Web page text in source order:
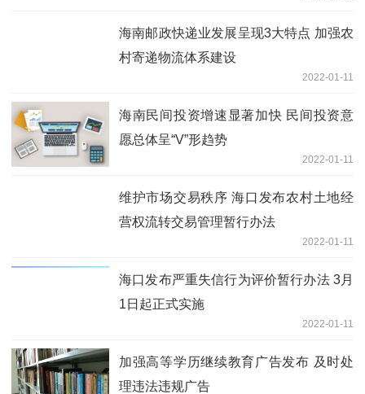
海南邮政快递业发展呈现3大特点 加强农
村寄递物流体系建设
2022-01-11
海南民间投资增速显著加快 民间投资意
愿总体呈“V”形趋势
2022-01-11
维护市场交易秩序 海口发布农村土地经
营权流转交易管理暂行办法
2022-01-11
海口发布严重失信行为评价暂行办法 3月
1日起正式实施
2022-01-11
加强高等学历继续教育广告发布 及时处
理违法违规广告